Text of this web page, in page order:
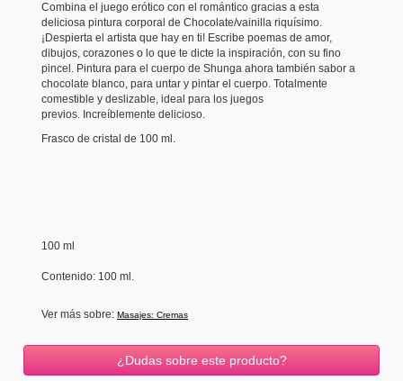
Combina el juego erótico con el romántico gracias a esta
deliciosa pintura corporal de Chocolate/vainilla riquísimo.
¡Despierta el artista que hay en ti! Escribe poemas de amor,
dibujos, corazones o lo que te dicte la inspiración, con su fino
pincel. Pintura para el cuerpo de Shunga ahora también sabor a
chocolate blanco, para untar y pintar el cuerpo. Totalmente
comestible y deslizable, ideal para los juegos
previos. Increíblemente delicioso.
Frasco de cristal de 100 ml.
100 ml
Contenido: 100 ml.
Ver más sobre: Masajes: Cremas
¿Dudas sobre este producto?